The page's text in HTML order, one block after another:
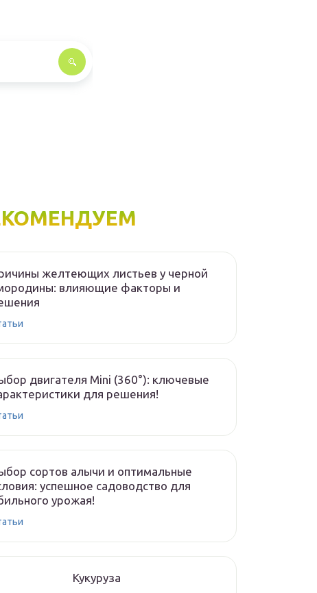
желтеющих листьев у черной
влияющие факторы и
двигателя Mini (360°): ключевые
для решения!
сортов алычи и оптимальные
успешное садоводство для
урожая!
Кукуруза